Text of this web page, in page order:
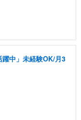
中」未経験OK/月3